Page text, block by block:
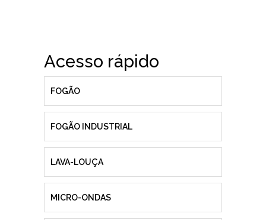
Acesso rápido
FOGÃO
FOGÃO INDUSTRIAL
LAVA-LOUÇA
MICRO-ONDAS